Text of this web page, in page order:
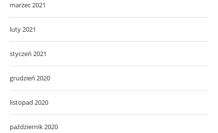
marzec 2021
luty 2021
styczeń 2021
grudzień 2020
listopad 2020
październik 2020